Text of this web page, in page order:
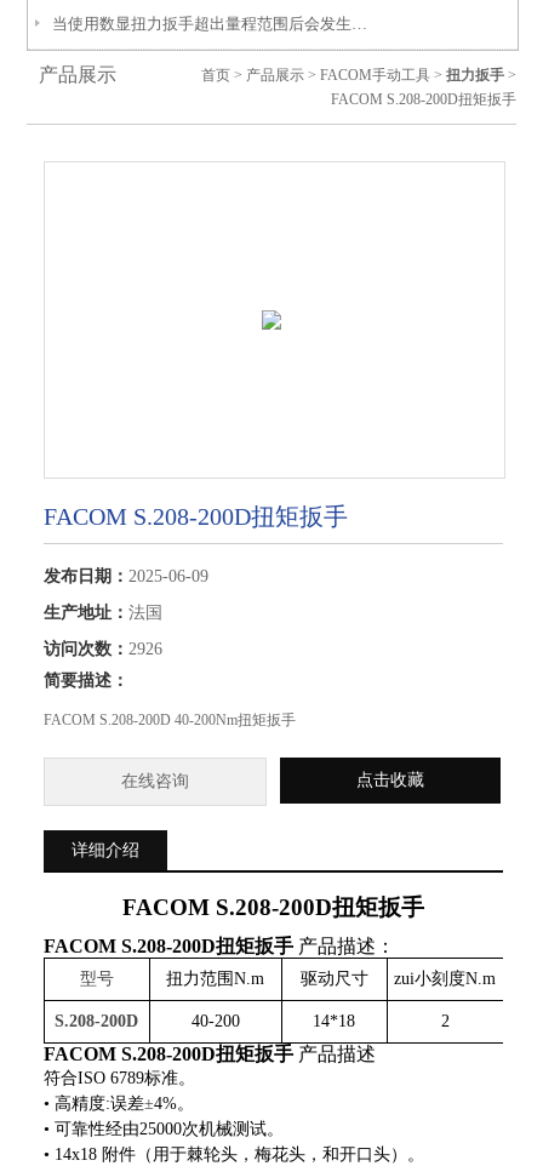
产品展示 首页> 产品展示> FACOM手动工具> 扭力扳手>
FACOM S.208-200D扭矩扳手
FACOM S.208-200D扭矩扳手
发布日期： 2025-06-09
生产地址： 法国
访问次数： 2926
简要描述：
FACOM S.208-200D 40-200Nm扭矩扳手
在线咨询 点击收藏
详细介绍
FACOM S.208-200D扭矩扳手
FACOM S.208-200D扭矩扳手 产品描述：
型号 扭力范围N.m 驱动尺寸 zui小刻度N.m
S.208-200D 40-200 14*18 2
FACOM S.208-200D扭矩扳手 产品描述
符合ISO 6789标准。
• 高精度:误差±4%。
• 可靠性经由25000次机械测试。
• 14x18 附件（ 用于棘轮头，梅花头，和开口头） 。